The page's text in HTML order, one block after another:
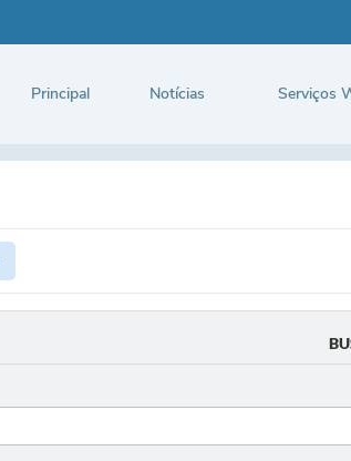
Principal Notícias Serviços